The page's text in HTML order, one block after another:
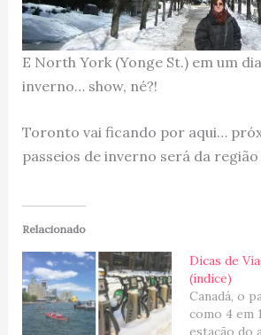
E North York (Yonge St.) em um
inverno… show, né?!
Toronto vai ficando por aqui…
passeios de inverno será da
Relacionado
Dicas de
(índice)
Canadá, o
como 4 em
estação do